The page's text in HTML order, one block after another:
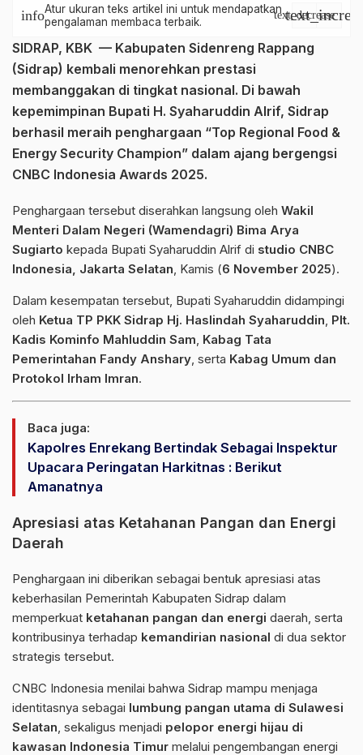
infoAtur ukuran teks artikel ini untuk mendapatkan
pengalaman membaca terbaik.
text_decrease
SIDRAP, KBK — Kabupaten Sidenreng Rappang
(Sidrap) kembali menorehkan prestasi
membanggakan di tingkat nasional. Di bawah
kepemimpinan Bupati H. Syaharuddin Alrif, Sidrap
berhasil meraih penghargaan “Top Regional Food &
Energy Security Champion” dalam ajang bergengsi
CNBC Indonesia Awards 2025.
Penghargaan tersebut diserahkan langsung oleh Wakil
Menteri Dalam Negeri (Wamendagri) Bima Arya
Sugiarto kepada Bupati Syaharuddin Alrif di studio CNBC
Indonesia, Jakarta Selatan, Kamis (6 November 2025).
Dalam kesempatan tersebut, Bupati Syaharuddin didampingi
oleh Ketua TP PKK Sidrap Hj. Haslindah Syaharuddin, Plt.
Kadis Kominfo Mahluddin Sam, Kabag Tata
Pemerintahan Fandy Anshary, serta Kabag Umum dan
Protokol Irham Imran.
Baca juga:
Kapolres Enrekang Bertindak Sebagai Inspektur
Upacara Peringatan Harkitnas : Berikut
Amanatnya
Apresiasi atas Ketahanan Pangan dan Energi
Daerah
Penghargaan ini diberikan sebagai bentuk apresiasi atas
keberhasilan Pemerintah Kabupaten Sidrap dalam
memperkuat ketahanan pangan dan energi daerah, serta
kontribusinya terhadap kemandirian nasional di dua sektor
strategis tersebut.
CNBC Indonesia menilai bahwa Sidrap mampu menjaga
identitasnya sebagai lumbung pangan utama di Sulawesi
Selatan, sekaligus menjadi pelopor energi hijau di
kawasan Indonesia Timur melalui pengembangan energi